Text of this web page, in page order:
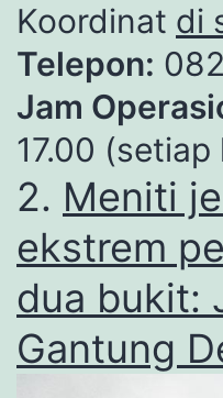
Koordinat di
Telepon:
Jam
17.00 (setiap
2. Meniti
ekstrem
dua bukit:
Gantung